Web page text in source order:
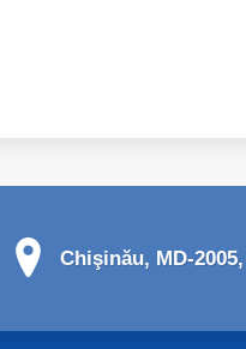
Chişinău, MD-